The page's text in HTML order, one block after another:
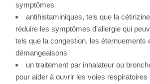
symptômes
antihistaminiques, tels que la
réduire les symptômes d’allergie qui
tels que la congestion, les éternuements
démangeaisons
un traitement par inhalateur ou
pour aider à ouvrir les voies respiratoires